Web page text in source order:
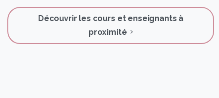
Découvrir les cours et enseignants à
proximité